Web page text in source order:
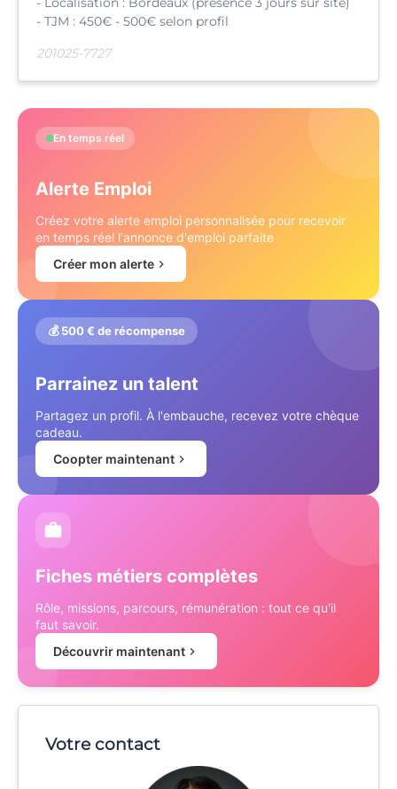
- TJM : 450€ - 500€ selon profil
201025-7727
En temps réel
Alerte Emploi
Créez votre alerte emploi personnalisée pour recevoir
en temps réel l'annonce d'emploi parfaite
Créer mon alerte
💰 500 € de récompense
Parrainez un talent
Partagez un profil. À l'embauche, recevez votre chèque
cadeau.
Coopter maintenant
Fiches métiers complètes
Rôle, missions, parcours, rémunération : tout ce qu'il
faut savoir.
Découvrir maintenant
Votre contact